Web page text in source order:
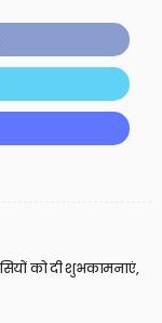
को दी शुभकामनाएं,